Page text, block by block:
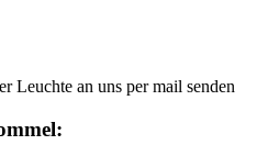
Leuchte an uns per mail senden